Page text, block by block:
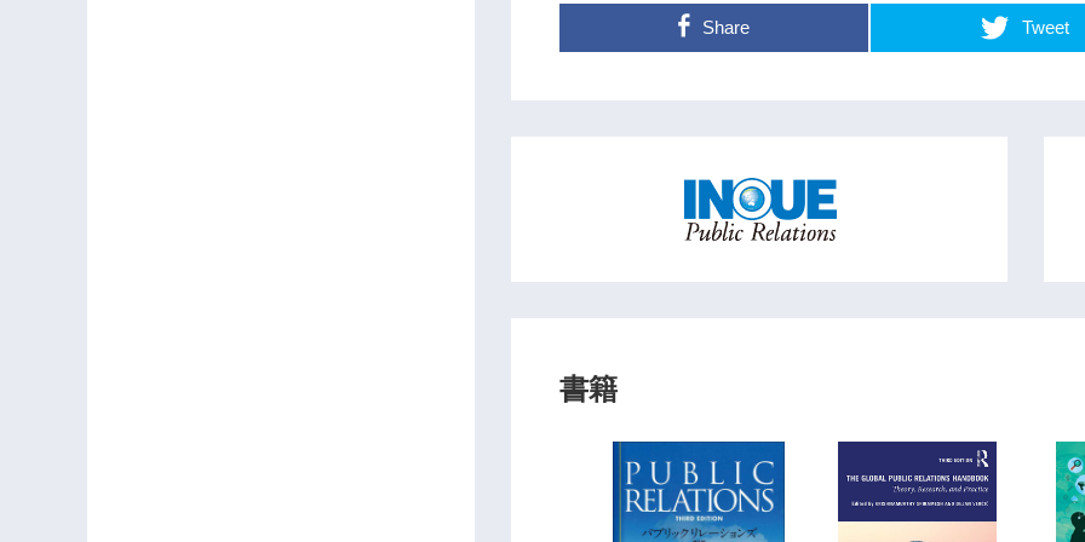
Share Tweet
書籍